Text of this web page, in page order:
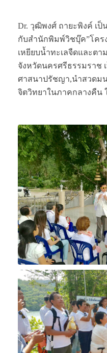
Dr. วุฒิพงศ์ ถายะพิงค์ เ
กับสำนักพิมพ์วิชบุ๊ค”โคร
เหยียบน้ำทะเลจืดและต
จังหวัดนครศรีธรรมราช
ศาสนาปรัชญา,นำสวดม
จิตวิทยาในภาคกลางคืน